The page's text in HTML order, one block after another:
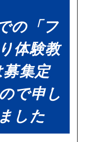
の「フ
体験教
集定
で申し
した